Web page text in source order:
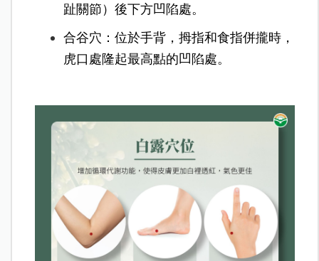
趾關節）後下方凹陷處。
合谷穴：位於手背，拇指和食指併攏時，
虎口處隆起最高點的凹陷處。